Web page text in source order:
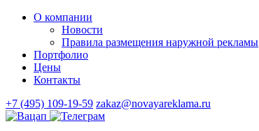
О компании
Новости
Правила размещения наружной рекламы
Портфолио
Цены
Контакты
+7 (495) 109-19-59 zakaz@novayareklama.ru